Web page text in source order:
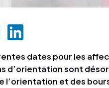
dates pour les
d’orientation sont
l’orientation et des